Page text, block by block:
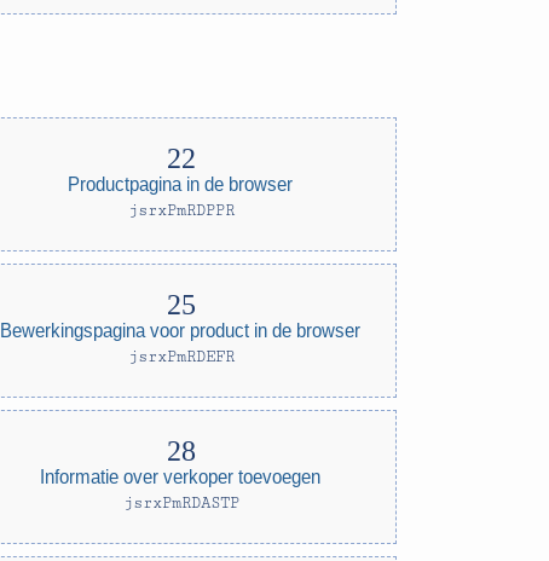
Productpagina in de browser
jsrxPmRDPPR
Bewerkingspagina voor product in de browser
jsrxPmRDEFR
Informatie over verkoper toevoegen
jsrxPmRDASTP